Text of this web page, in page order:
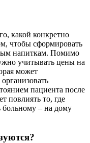
какой конкретно
чтобы сформировать
напиткам. Помимо
учитывать цены на
может
пациента после
повлиять то, где
больному – на дому